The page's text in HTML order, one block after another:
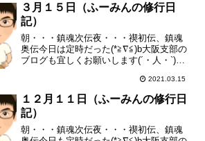
３月１５日（ふーみんの修行日
記）
朝・・・鎮魂次伝夜・・・禊初伝、鎮魂
奥伝今日は定時だった(*≧∇≦)b大阪支部の
ブログも宜しくお願いします(´・人・`)特
2021.03.15
１２月１１日（ふーみんの修行日
記）
朝・・・鎮魂次伝夜・・・禊初伝、鎮魂